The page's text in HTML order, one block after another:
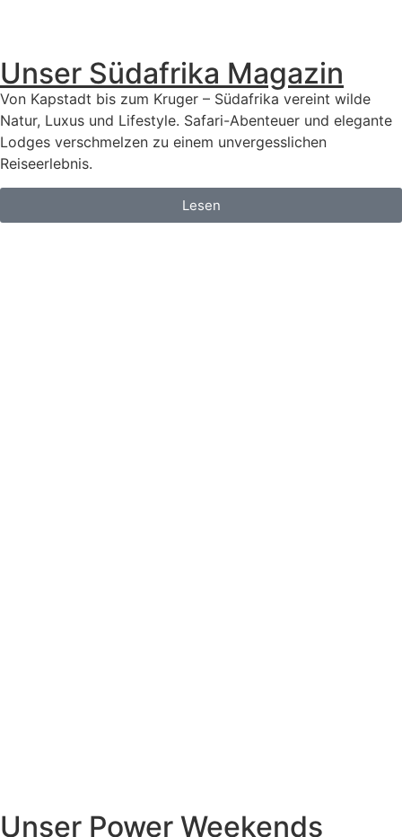
Unser Südafrika Magazin
Von Kapstadt bis zum Kruger – Südafrika vereint wilde
Natur, Luxus und Lifestyle. Safari-Abenteuer und elegante
Lodges verschmelzen zu einem unvergesslichen
Reiseerlebnis.
Lesen
Unser Power Weekends